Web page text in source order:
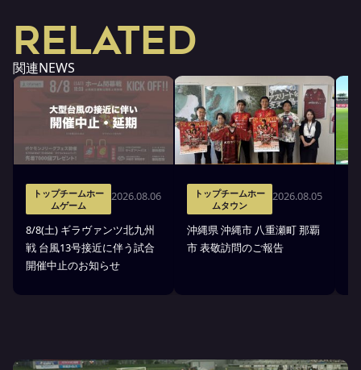
RELATED
関連NEWS
トップチームホー
ムゲーム
2026.08.06
8/8(土) ギラヴァンツ北九州
戦 台風13号接近に伴う試合
開催中止のお知らせ
トップチームホー
ムタウン
2026.08.05
沖縄県 沖縄市 八重瀬町 那覇
市 表敬訪問のご報告